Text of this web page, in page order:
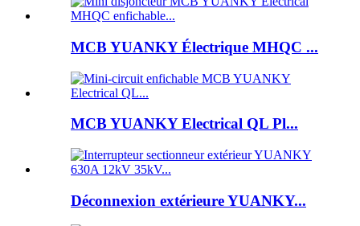
MCB YUANKY Électrique MHQC ...
MCB YUANKY Electrical QL Pl...
Déconnexion extérieure YUANKY...